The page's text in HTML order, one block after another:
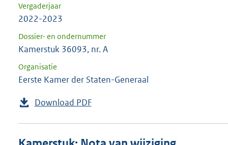
Vergaderjaar
2022-2023
Dossier- en ondernummer
Kamerstuk 36093, nr. A
Organisatie
Eerste Kamer der Staten-Generaal
Download PDF